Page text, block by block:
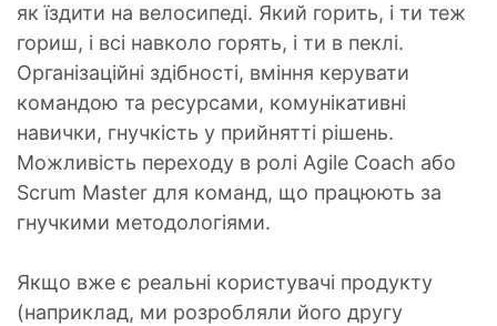
як їздити на велосипеді. Який горить, і ти теж
гориш, і всі навколо горять, і ти в пеклі.
Організаційні здібності, вміння керувати
командою та ресурсами, комунікативні
навички, гнучкість у прийнятті рішень.
Можливість переходу в ролі Agile Coach або
Scrum Master для команд, що працюють за
гнучкими методологіями.
Якщо вже є реальні користувачі продукту
(наприклад, ми розробляли його другу